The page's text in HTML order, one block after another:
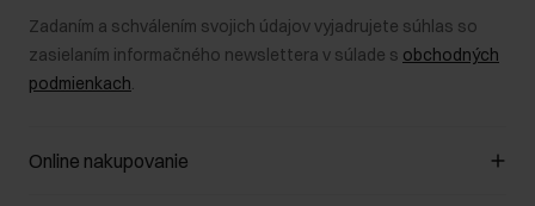
Zadaním a schválením svojich údajov vyjadrujete súhlas so
zasielaním informačného newslettera v súlade s obchodných
podmienkach.
Online nakupovanie